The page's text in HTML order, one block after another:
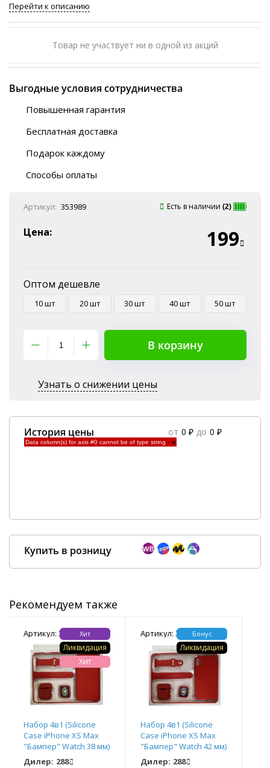
Перейти к описанию
Товар не участвует ни в одной из акций
Выгодные условия сотрудничества
Повышенная гарантия
Бесплатная доставка
Автобусы (по ЮФО)
“BlaBlaCar” (по ЮФО)
Подарок каждому
Способы оплаты
Наличные
Эквайринг
Артикул: 353989 Есть в наличии (2)
Цена: 199
Оптом дешевле
10 шт 20 шт 30 шт 40 шт 50 шт
В корзину
Узнать о снижении цены
История цены от 0 ₽ до 0 ₽
Data column(s) for axis #0 cannot be of type string ×
Купить в розницу
Рекомендуем также
Артикул: 354290Хит
Ликвидация
Хит
Набор 4в1 (Silicone
Case iPhone XS Max
"Бампер" Watch 38 мм)
(красный)*
Дилер: 288
Артикул: 354283Бонус
Ликвидация
Набор 4в1 (Silicone
Case iPhone XS Max
"Бампер" Watch 42 мм)
(красный)
Дилер: 288